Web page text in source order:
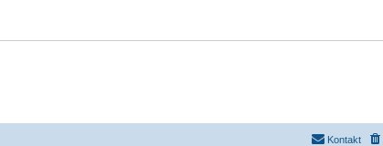
Kontakt